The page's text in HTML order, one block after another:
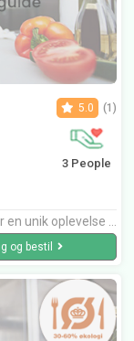
5.0 (1)
3 People
at spise det. Så lækkert :)
og bestil